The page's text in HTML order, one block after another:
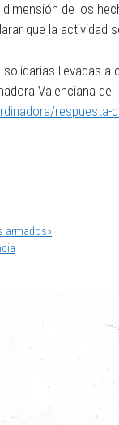
de los
que la actividad
llevadas a
Valenciana de
respuesta-
armados»